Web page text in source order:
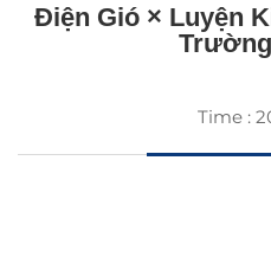
Điện Gió × Luyện
Time :